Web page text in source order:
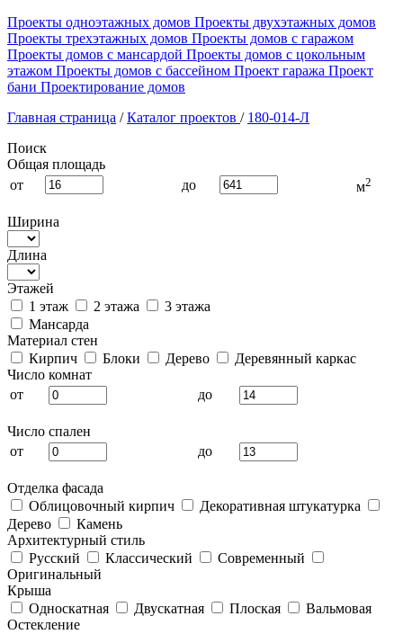
Проекты одноэтажных домов Проекты двухэтажных домов
Проекты трехэтажных домов Проекты домов с гаражом
Проекты домов с мансардой Проекты домов с цокольным
этажом Проекты домов с бассейном Проект гаража Проект
бани Проектирование домов
Главная страница / Каталог проектов / 180-014-Л
Поиск
Общая площадь
от
до м2
Ширина
Длина
Этажей
1 этаж
2 этажа
3 этажа
Мансарда
Материал стен
Кирпич
Блоки Дерево
Деревянный каркас
Число комнат
от
до
Число спален
от
до
Отделка фасада
Облицовочный кирпич
Декоративная штукатурка
Дерево
Камень
Архитектурный стиль
Русский
Классический
Современный
Оригинальный
Крыша
Односкатная
Двускатная Плоская
Вальмовая
Остекление